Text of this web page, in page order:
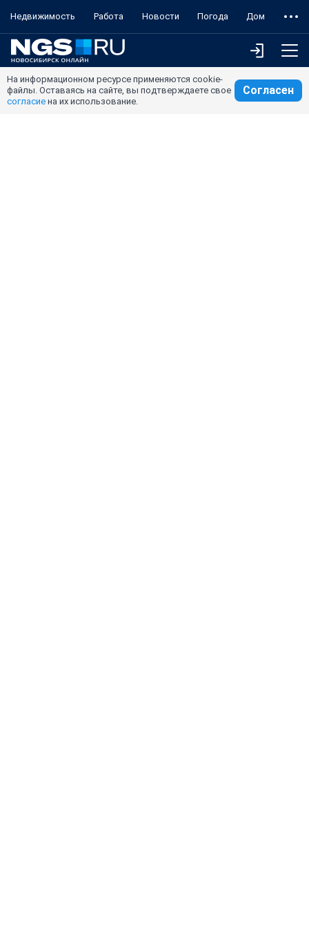
Недвижимость Работа Новости Погода Дом
На информационном ресурсе применяются cookie-
файлы. Оставаясь на сайте, вы подтверждаете свое
согласие на их использование.
Согласен